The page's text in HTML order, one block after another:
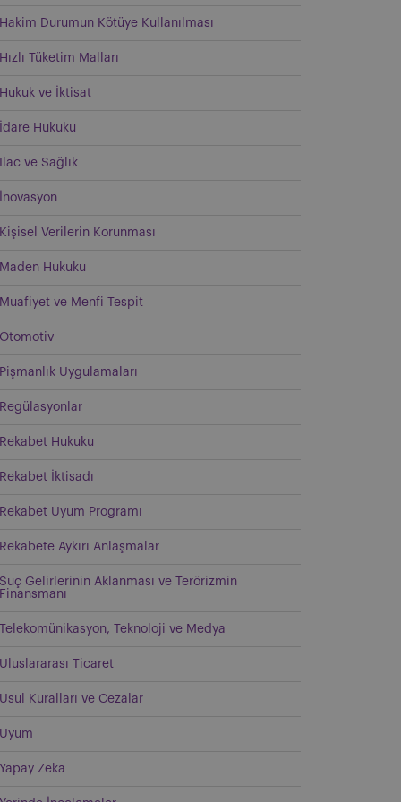
Hakim Durumun Kötüye Kullanılması
Hızlı Tüketim Malları
Hukuk ve İktisat
İdare Hukuku
Ilac ve Sağlık
İnovasyon
Kişisel Verilerin Korunması
Maden Hukuku
Muafiyet ve Menfi Tespit
Otomotiv
Pişmanlık Uygulamaları
Regülasyonlar
Rekabet Hukuku
Rekabet İktisadı
Rekabet Uyum Programı
Rekabete Aykırı Anlaşmalar
Suç Gelirlerinin Aklanması ve Terörizmin
Finansmanı
Telekomünikasyon, Teknoloji ve Medya
Uluslararası Ticaret
Usul Kuralları ve Cezalar
Uyum
Yapay Zeka